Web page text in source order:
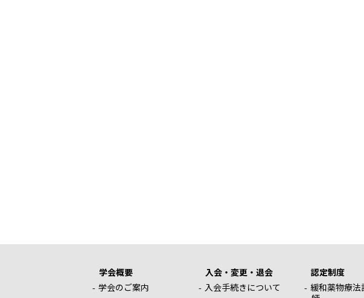
学会概要
学会のご案内
入会・変更・退会
入会手続きについて
認定制度
緩和薬物療法